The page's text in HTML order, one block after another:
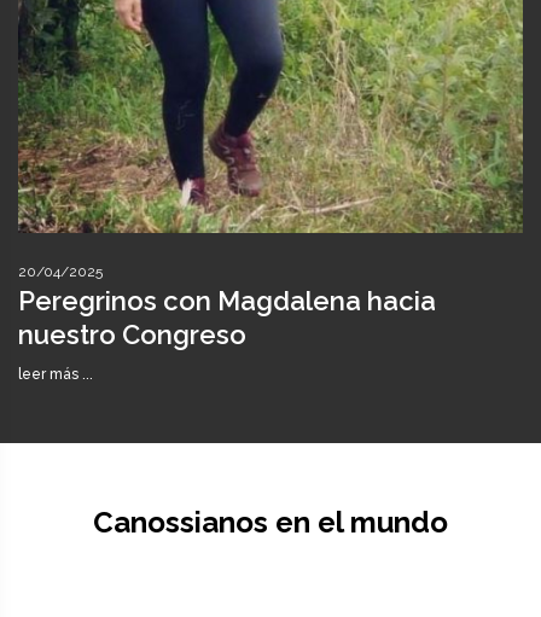
20/04/2025
Peregrinos con Magdalena hacia
nuestro Congreso
leer más ...
Canossianos en el mundo